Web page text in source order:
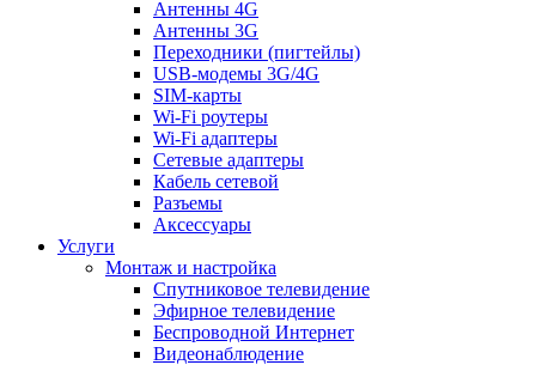
Антенны 4G
Антенны 3G
Переходники (пигтейлы)
USB-модемы 3G/4G
SIM-карты
Wi-Fi роутеры
Wi-Fi адаптеры
Сетевые адаптеры
Кабель сетевой
Разъемы
Аксессуары
Услуги
Монтаж и настройка
Спутниковое телевидение
Эфирное телевидение
Беспроводной Интернет
Видеонаблюдение